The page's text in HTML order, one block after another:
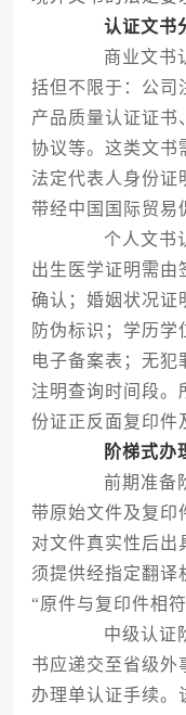
认证文书
商业文书认
括但不限于：公司
产品质量认证证书
协议等。这类文书
法定代表人身份证
带经中国国际贸易
个人文书认
出生医学证明需由
确认；婚姻状况证
防伪标识；学历
电子备案表；无犯
注明查询时间段。
份证正反面复印件
阶梯式办
前期准备阶
带原始文件及复印
对文件真实性后出
须提供经指定翻译
“原件与复印件相
中级认证阶
书应递交至省级外
办理单认证手续。